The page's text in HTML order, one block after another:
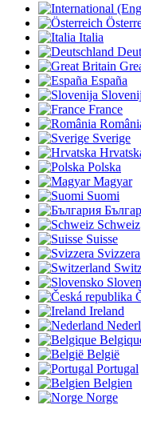
Italia
España
France
Sverige
Polska
Magyar
Suomi
Schweiz
Suisse
Svizzera
Ireland
België
Portugal
Belgien
Norge